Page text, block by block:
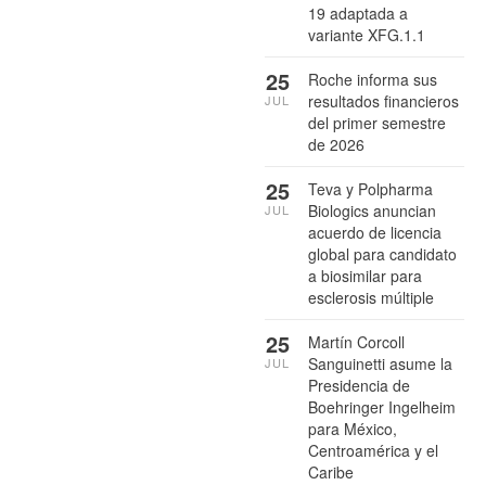
19 adaptada a
variante XFG.1.1
Roche informa sus
resultados financieros
del primer semestre
de 2026
25
JUL
Teva y Polpharma
Biologics anuncian
acuerdo de licencia
global para candidato
a biosimilar para
esclerosis múltiple
25
JUL
Martín Corcoll
Sanguinetti asume la
Presidencia de
Boehringer Ingelheim
para México,
Centroamérica y el
Caribe
25
JUL